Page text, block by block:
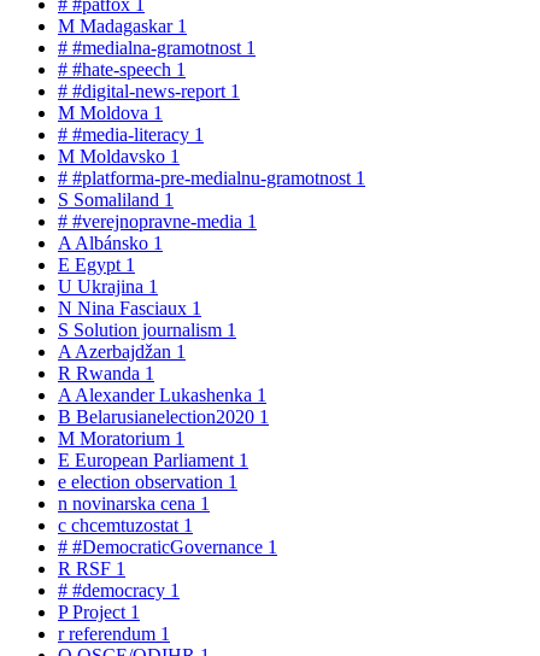
M Madagaskar 1
# #medialna-gramotnost 1
# #hate-speech 1
# #digital-news-report 1
M Moldova 1
# #media-literacy 1
M Moldavsko 1
# #platforma-pre-medialnu-gramotnost 1
S Somaliland 1
# #verejnopravne-media 1
A Albánsko 1
E Egypt 1
U Ukrajina 1
N Nina Fasciaux 1
S Solution journalism 1
A Azerbajdžan 1
R Rwanda 1
A Alexander Lukashenka 1
B Belarusianelection2020 1
M Moratorium 1
E European Parliament 1
e election observation 1
n novinarska cena 1
c chcemtuzostat 1
# #DemocraticGovernance 1
R RSF 1
# #democracy 1
PProject 1
rreferendum 1